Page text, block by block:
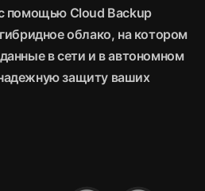
помощью Cloud Backup
облако, на котором
в сети и в автономном
защиту ваших